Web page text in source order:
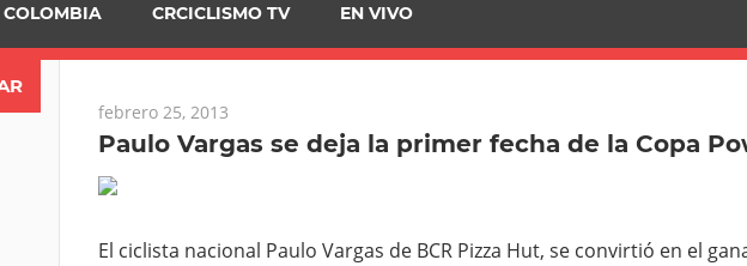
COLOMBIA CRCICLISMO TV EN VIVO
febrero 25, 2013
Paulo Vargas se deja la primer fecha de la Copa
El ciclista nacional Paulo Vargas de BCR Pizza Hut, se convirtió en el